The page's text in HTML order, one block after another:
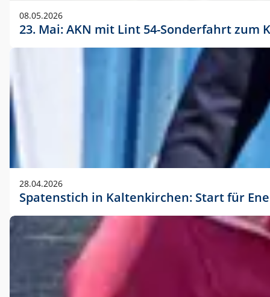
08.05.2026
23. Mai: AKN mit Lint 54-Sonderfahrt
28.04.2026
Spatenstich in Kaltenkirchen: Start für